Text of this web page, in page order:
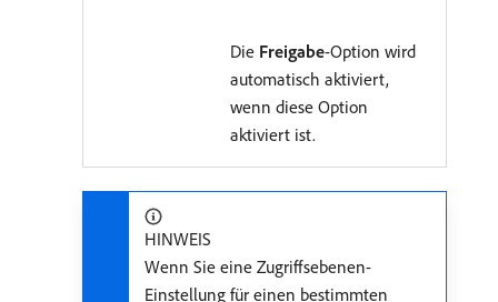
Die Freigabe-Option wird
automatisch aktiviert,
wenn diese Option
aktiviert ist.
HINWEIS
Wenn Sie eine Zugriffsebenen-
Einstellung für einen bestimmten